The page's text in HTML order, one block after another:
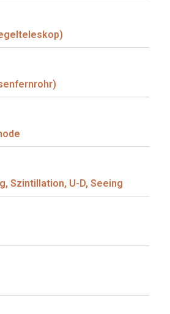
Szintillation, U-D, Seeing